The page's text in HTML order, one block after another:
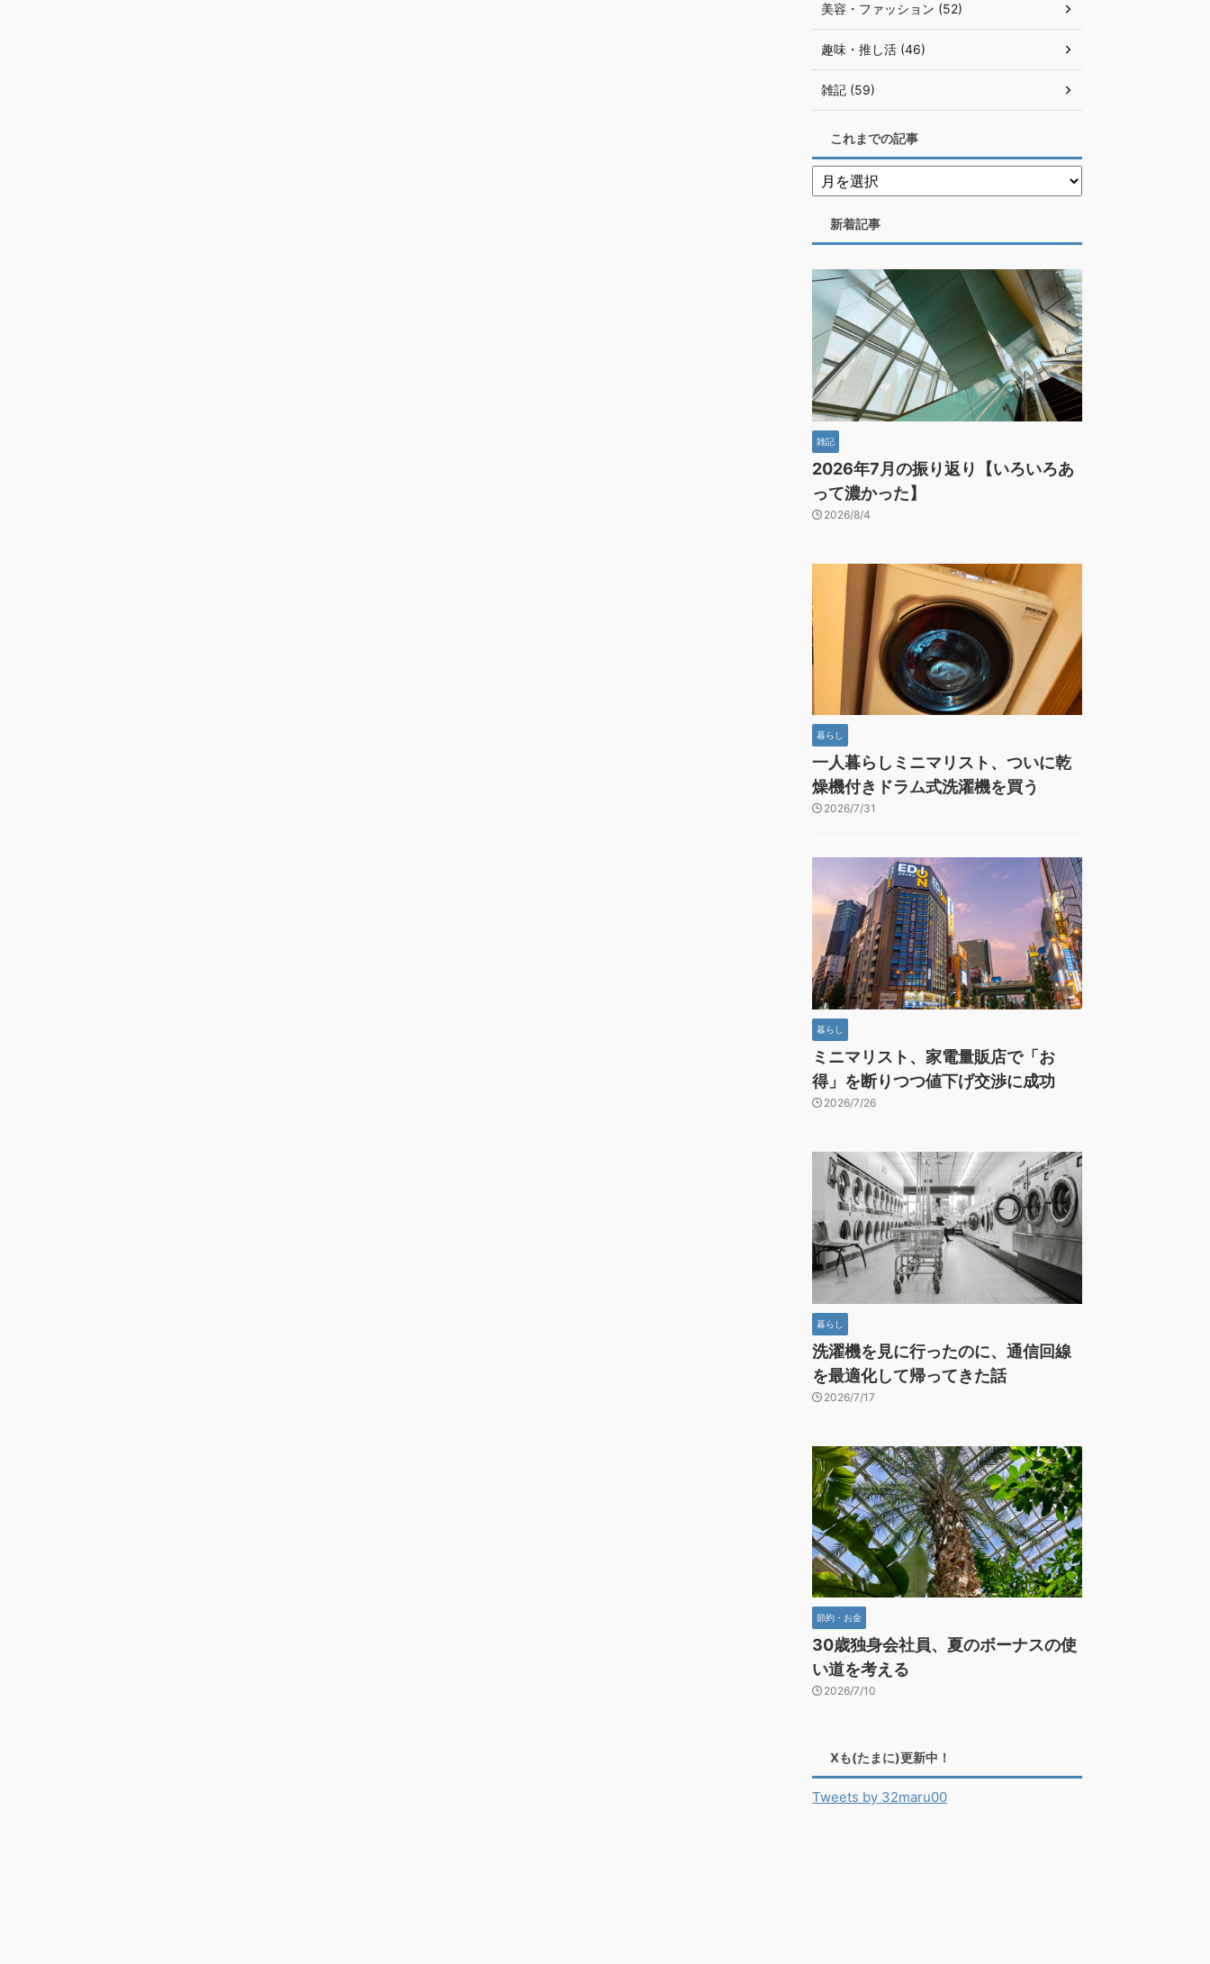
美容・ファッション (52)
趣味・推し活 (46)
雑記 (59)
これまでの記事
新着記事
雑記
2026年7月の振り返り【いろいろあ
って濃かった】
2026/8/4
暮らし
一人暮らしミニマリスト、ついに乾
燥機付きドラム式洗濯機を買う
2026/7/31
暮らし
ミニマリスト、家電量販店で「お
得」を断りつつ値下げ交渉に成功
2026/7/26
暮らし
洗濯機を見に行ったのに、通信回線
を最適化して帰ってきた話
2026/7/17
節約・お金
30歳独身会社員、夏のボーナスの使
い道を考える
2026/7/10
Xも(たまに)更新中！
Tweets by 32maru00